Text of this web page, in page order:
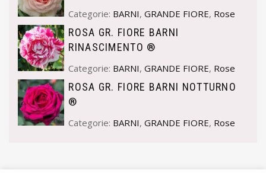
Categorie: BARNI,GRANDE FIORE, Rose
ROSA GR. FIORE BARNI
RINASCIMENTO ®
Categorie: BARNI,GRANDE FIORE, Rose
ROSA GR. FIORE BARNI NOTTURNO
®
Categorie: BARNI,GRANDE FIORE, Rose